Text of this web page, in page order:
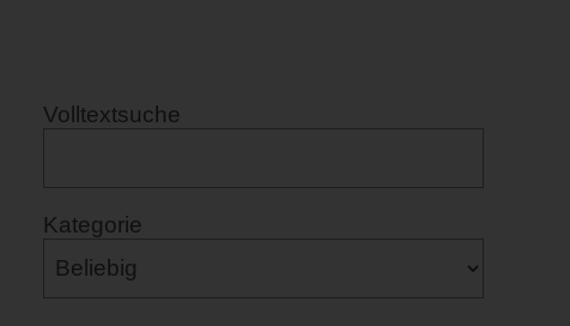
Volltextsuche
Kategorie